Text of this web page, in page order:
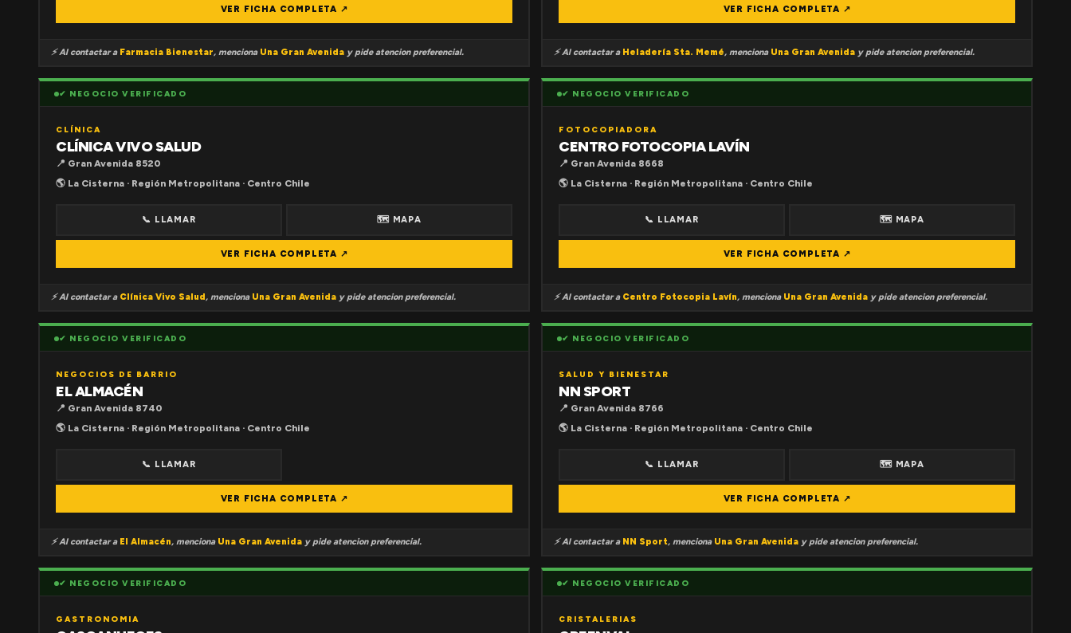
VER FICHA COMPLETA ↗
⚡ Al contactar a Farmacia Bienestar, menciona Una Gran Avenida y pide atencion preferencial.
VER FICHA COMPLETA ↗
⚡ Al contactar a Heladería Sta. Memé, menciona Una Gran Avenida y pide atencion preferencial.
✔ NEGOCIO VERIFICADO
CLÍNICA
CLÍNICA VIVO SALUD
📍 Gran Avenida 8520
🌎 La Cisterna · Región Metropolitana · Centro Chile
📞 LLAMAR 🗺 MAPA
VER FICHA COMPLETA ↗
⚡ Al contactar a Clínica Vivo Salud, menciona Una Gran Avenida y pide atencion preferencial.
✔ NEGOCIO VERIFICADO
FOTOCOPIADORA
CENTRO FOTOCOPIA LAVÍN
📍 Gran Avenida 8668
🌎 La Cisterna · Región Metropolitana · Centro Chile
📞 LLAMAR 🗺 MAPA
VER FICHA COMPLETA ↗
⚡ Al contactar a Centro Fotocopia Lavín, menciona Una Gran Avenida y pide atencion preferencial.
✔ NEGOCIO VERIFICADO
NEGOCIOS DE BARRIO
EL ALMACÉN
📍 Gran Avenida 8740
🌎 La Cisterna · Región Metropolitana · Centro Chile
📞 LLAMAR
VER FICHA COMPLETA ↗
⚡ Al contactar a El Almacén, menciona Una Gran Avenida y pide atencion preferencial.
✔ NEGOCIO VERIFICADO
SALUD Y BIENESTAR
NN SPORT
📍 Gran Avenida 8766
🌎 La Cisterna · Región Metropolitana · Centro Chile
📞 LLAMAR 🗺 MAPA
VER FICHA COMPLETA ↗
⚡ Al contactar a NN Sport, menciona Una Gran Avenida y pide atencion preferencial.
✔ NEGOCIO VERIFICADO
GASTRONOMIA
✔ NEGOCIO VERIFICADO
CRISTALERIAS